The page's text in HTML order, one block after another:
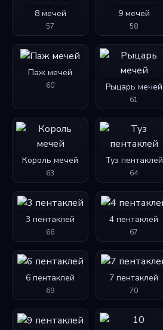
8 мечей
57
9 мечей
58
Паж мечей
60 Рыцарь мечей
61
Король мечей
63
Туз пентаклей
64
3 пентаклей
66
4 пентаклей
67
6 пентаклей
69
7 пентаклей
70